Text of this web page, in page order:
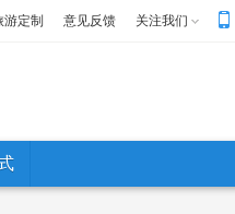
游定制 意见反馈 关注我们